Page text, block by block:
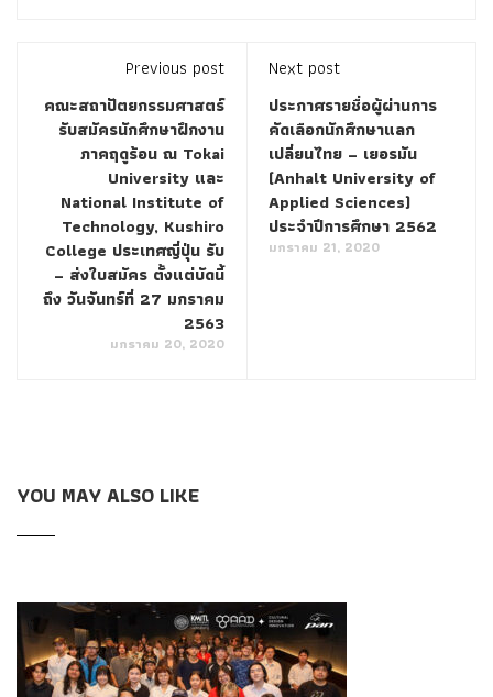
Previous post
คณะสถาปัตยกรรมศาสตร์
รับสมัครนักศึกษาฝึกงาน
ภาคฤดูร้อน ณ Tokai
University และ
National Institute of
Technology, Kushiro
College ประเทศญี่ปุ่น รับ
– ส่งใบสมัคร ตั้งแต่บัดนี้
ถึง วันจันทร์ที่ 27 มกราคม
2563
มกราคม 20, 2020
Next post
ประกาศรายชื่อผู้ผ่านการ
คัดเลือกนักศึกษาแลก
เปลี่ยนไทย – เยอรมัน
(Anhalt University of
Applied Sciences)
ประจำปีการศึกษา 2562
มกราคม 21, 2020
YOU MAY ALSO LIKE